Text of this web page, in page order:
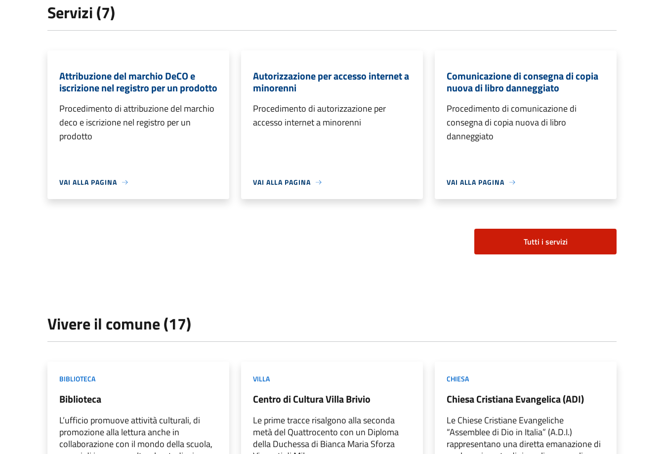
Servizi (7)
Attribuzione del marchio DeCO e
iscrizione nel registro per un prodotto
Procedimento di attribuzione del marchio
deco e iscrizione nel registro per un
prodotto
VAI ALLA PAGINA
Autorizzazione per accesso internet a
minorenni
Procedimento di autorizzazione per
accesso internet a minorenni
VAI ALLA PAGINA
Comunicazione di consegna di copia
nuova di libro danneggiato
Procedimento di comunicazione di
consegna di copia nuova di libro
danneggiato
VAI ALLA PAGINA
Tutti i servizi
Vivere il comune (17)
BIBLIOTECA
Biblioteca
L’ufficio promuove attività culturali, di
promozione alla lettura anche in
collaborazione con il mondo della scuola,
VILLA
Centro di Cultura Villa Brivio
Le prime tracce risalgono alla seconda
metà del Quattrocento con un Diploma
della Duchessa di Bianca Maria Sforza
CHIESA
Chiesa Cristiana Evangelica (ADI)
Le Chiese Cristiane Evangeliche
“Assemblee di Dio in Italia” (A.D.I.)
rappresentano una diretta emanazione di